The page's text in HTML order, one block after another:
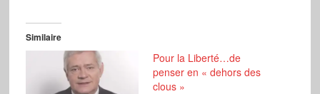
Similaire
Pour la Liberté…de
penser en « dehors des
clous »